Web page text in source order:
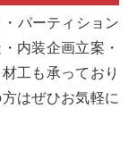
パーティション
内装企画立案・
工も承っており
はぜひお気軽に